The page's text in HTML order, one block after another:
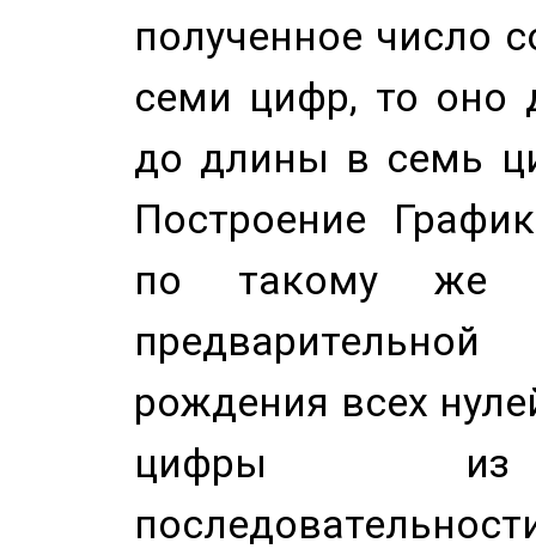
полученное число
семи цифр, то оно
до длины в семь
Построение
по такому же
рождения всех
цифры из